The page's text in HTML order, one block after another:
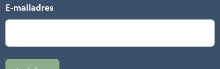
E-mailadres